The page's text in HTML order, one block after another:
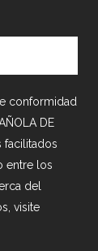
conformidad
DE
facilitados
entre los
del
visite